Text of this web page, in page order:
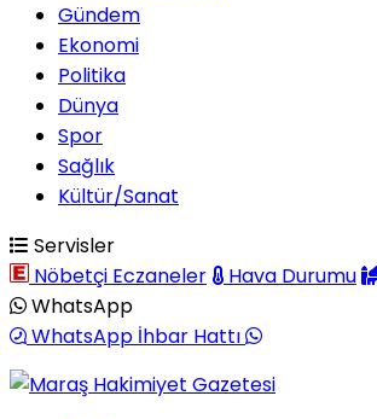
Gündem
Ekonomi
Politika
Dünya
Spor
Sağlık
Kültür/Sanat
Servisler
Nöbetçi Eczaneler
Hava Durumu
WhatsApp
WhatsApp İhbar Hattı